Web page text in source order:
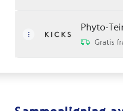
Phyto-
Gratis